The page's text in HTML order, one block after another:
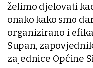
želimo djelovati
onako kako smo
organizirano i
Supan,
zajednice Općine